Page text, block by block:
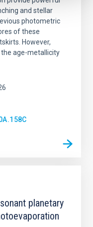
and stellar
photometric
of these
However,
age-metallicity
planetary